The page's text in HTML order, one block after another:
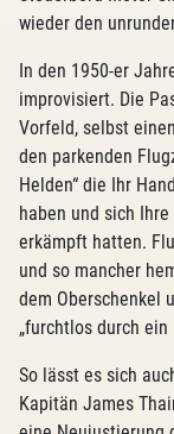
wieder den
In den 1950-er
improvisiert. Die
Vorfeld, selbst
den parkenden
Helden“ die Ihr
haben und sich
erkämpft hatten.
und so mancher
dem Oberschenkel
„furchtlos durch ein
So lässt es sich
Kapitän James